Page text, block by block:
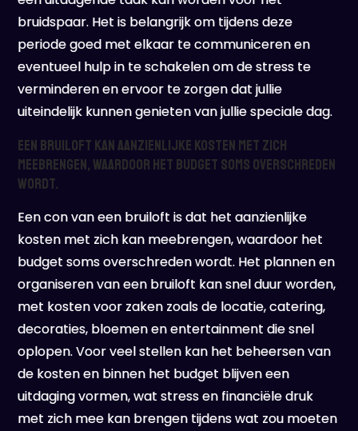
bruidspaar. Het is belangrijk om tijdens deze
periode goed met elkaar te communiceren en
eventueel hulp in te schakelen om de stress te
verminderen en ervoor te zorgen dat jullie
uiteindelijk kunnen genieten van jullie speciale dag.
Een bruiloft kan aanzienlijke kosten met zich
meebrengen, waardoor het budget soms overschreden
wordt.
Een con van een bruiloft is dat het aanzienlijke
kosten met zich kan meebrengen, waardoor het
budget soms overschreden wordt. Het plannen en
organiseren van een bruiloft kan snel duur worden,
met kosten voor zaken zoals de locatie, catering,
decoraties, bloemen en entertainment die snel
oplopen. Voor veel stellen kan het beheersen van
de kosten en binnen het budget blijven een
uitdaging vormen, wat stress en financiële druk
met zich mee kan brengen tijdens wat zou moeten